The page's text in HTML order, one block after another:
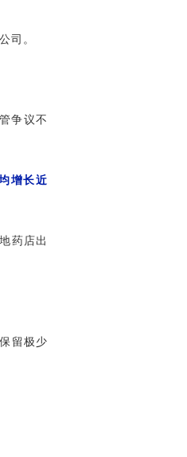
司。
争议不
增长近
药店出
留极少